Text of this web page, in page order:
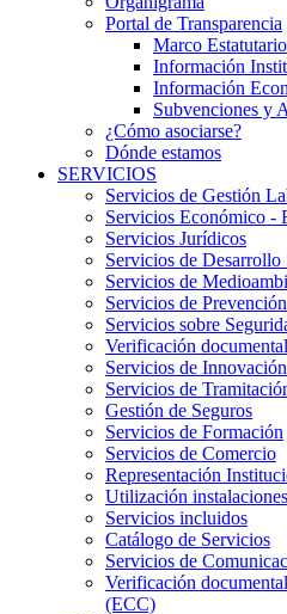
Portal de Transparencia
Marco Estatutario
Información
Información
Subvenciones y
¿Cómo asociarse?
Dónde estamos
SERVICIOS
Servicios de Gestión
Servicios Económico -
Servicios Jurídicos
Servicios de Desarrollo
Servicios de
Servicios de
Servicios sobre
Verificación
Servicios de
Servicios de
Gestión de Seguros
Servicios de Formación
Servicios de Comercio
Representación
Utilización instalaciones
Servicios incluidos
Catálogo de Servicios
Servicios de
Verificación
(ECC)